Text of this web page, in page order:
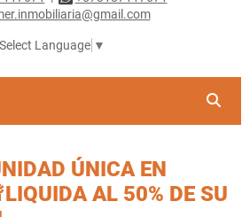
Select Language ▼
ÚNICA EN
AL 50% DE SU